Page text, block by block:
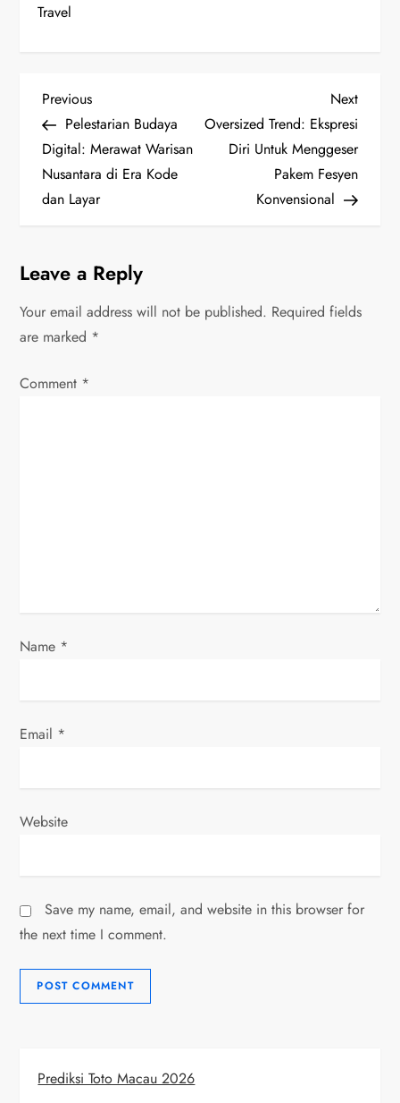
Travel
P
o
s
n
a
v
i
Previous
Post
Previous
Pelestarian Budaya
Digital: Merawat Warisan
Nusantara di Era Kode
dan Layar
Next
Post
Next
Oversized Trend: Ekspresi
Diri Untuk Menggeser
Pakem Fesyen
Konvensional
Leave a Reply
Your email address will not be published. Required fields
are marked *
Comment *
Name *
Email *
Website
Save my name, email, and website in this browser for
the next time I comment.
Prediksi Toto Macau 2026